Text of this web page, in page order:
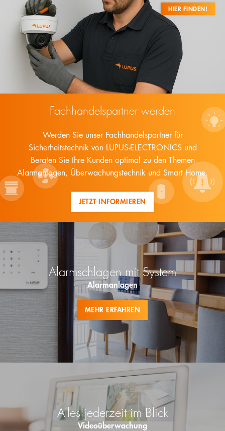
HIER FINDEN!
Fachhandelspartner werden
Werden Sie unser Fachhandelspartner für
Sicherheitstechnik von LUPUS-ELECTRONICS und
Beraten Sie Ihre Kunden optimal zu den Themen
Alarmanlagen, Überwachungstechnik und Smart Home.
JETZT INFORMIEREN
Alarmschlagen mit System
Alarmanlagen
MEHR ERFAHREN
Alles jederzeit im Blick
Videoüberwachung